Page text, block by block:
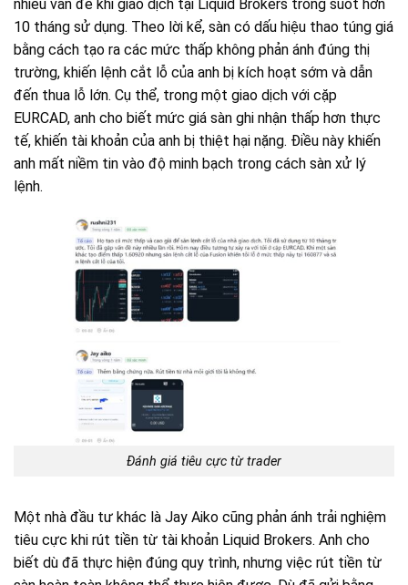
nhiều vấn đề khi giao dịch tại Liquid Brokers trong suốt hơn
10 tháng sử dụng. Theo lời kể, sàn có dấu hiệu thao túng giá
bằng cách tạo ra các mức thấp không phản ánh đúng thị
trường, khiến lệnh cắt lỗ của anh bị kích hoạt sớm và dẫn
đến thua lỗ lớn. Cụ thể, trong một giao dịch với cặp
EURCAD, anh cho biết mức giá sàn ghi nhận thấp hơn thực
tế, khiến tài khoản của anh bị thiệt hại nặng. Điều này khiến
anh mất niềm tin vào độ minh bạch trong cách sàn xử lý
lệnh.
Đánh giá tiêu cực từ trader
Một nhà đầu tư khác là Jay Aiko cũng phản ánh trải nghiệm
tiêu cực khi rút tiền từ tài khoản Liquid Brokers. Anh cho
biết dù đã thực hiện đúng quy trình, nhưng việc rút tiền từ